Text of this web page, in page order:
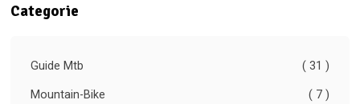
Categorie
Guide Mtb
( 31 )
Mountain-Bike
( 7 )